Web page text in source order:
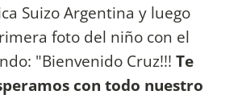
Suizo Argentina y luego
foto del niño con el
"Bienvenido Cruz!!! Te
con todo nuestro